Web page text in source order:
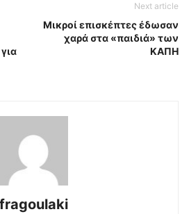
Next article
Μικροί επισκέπτες έδωσαν
χαρά στα «παιδιά» των
ΚΑΠΗ
fragoulaki